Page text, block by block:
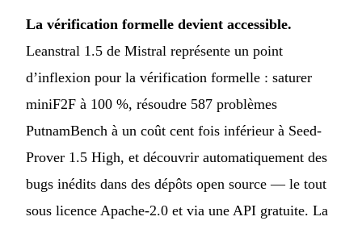
La vérification formelle devient accessible.
Leanstral 1.5 de Mistral représente un point
d’inflexion pour la vérification formelle : saturer
miniF2F à 100 %, résoudre 587 problèmes
PutnamBench à un coût cent fois inférieur à Seed-
Prover 1.5 High, et découvrir automatiquement des
bugs inédits dans des dépôts open source — le tout
sous licence Apache-2.0 et via une API gratuite. La